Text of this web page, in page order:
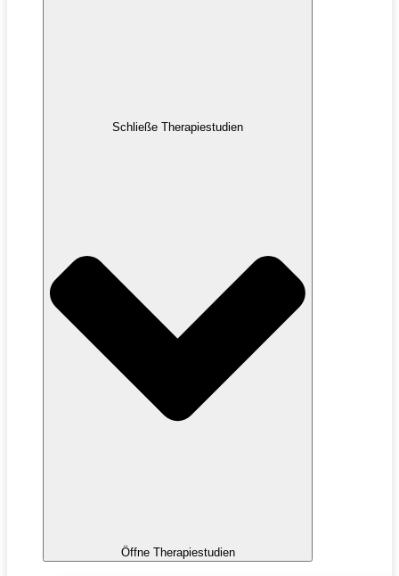
Schließe Therapiestudien
Öffne Therapiestudien